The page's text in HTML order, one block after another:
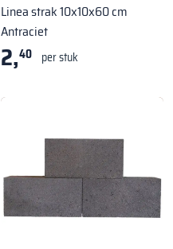
Linea strak 10x10x60 cm
Antraciet
2,40 per stuk